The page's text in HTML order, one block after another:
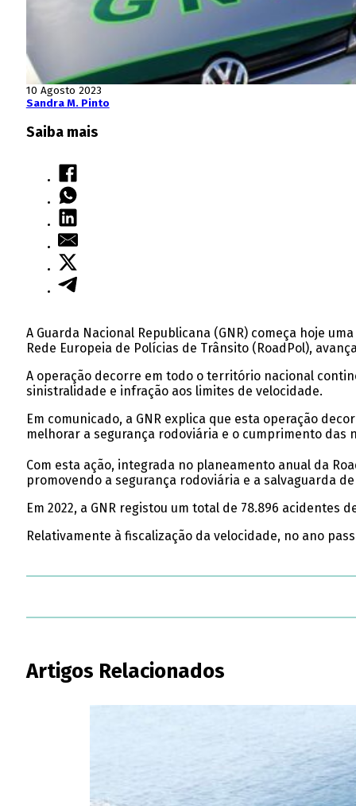
10 Agosto 2023
Sandra M. Pinto
Saiba mais
A Guarda Nacional Republicana (GNR) começa hoje
Rede Europeia de Polícias de Trânsito (RoadPol),
A operação decorre em todo o território nacional
sinistralidade e infração aos limites de velocidade.
Em comunicado, a GNR explica que esta operação
melhorar a segurança rodoviária e o cumprimento das
Com esta ação, integrada no planeamento anual da
promovendo a segurança rodoviária e a salvaguarda
Em 2022, a GNR registou um total de 78.896 acidentes
Relativamente à fiscalização da velocidade, no ano
Artigos Relacionados